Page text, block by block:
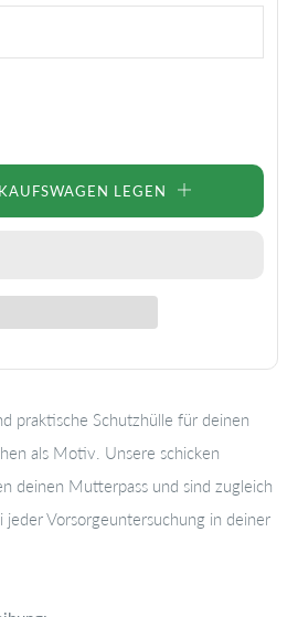
LEGEN
praktische Schutzhülle für deinen
als Motiv. Unsere schicken
deinen Mutterpass und sind zugleich
Vorsorgeuntersuchung in deiner